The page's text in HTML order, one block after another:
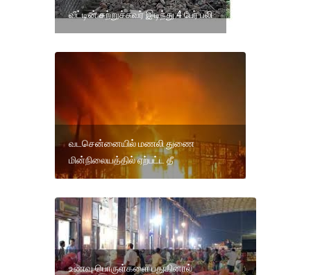
வீட்டின் சுற்றுச்சுவர் இடிந்து 4 பேர் பலி
வடசென்னையில் மணலி துணை
மின்நிலையத்தில் ஏற்பட்ட தீ
உணவு பொருள்களை பதுகினால்